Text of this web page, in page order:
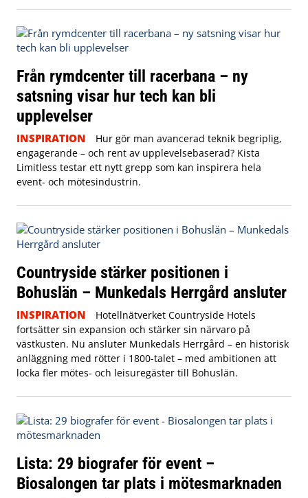
Från rymdcenter till racerbana – ny
satsning visar hur tech kan bli
upplevelser
INSPIRATION
Hur gör man avancerad teknik begriplig,
engagerande – och rent av upplevelsebaserad? Kista
Limitless testar ett nytt grepp som kan inspirera hela
event- och mötesindustrin.
Countryside stärker positionen i
Bohuslän – Munkedals Herrgård ansluter
INSPIRATION
Hotellnätverket Countryside Hotels
fortsätter sin expansion och stärker sin närvaro på
västkusten. Nu ansluter Munkedals Herrgård – en historisk
anläggning med rötter i 1800-talet – med ambitionen att
locka fler mötes- och leisuregäster till Bohuslän.
Lista: 29 biografer för event –
Biosalongen tar plats i mötesmarknaden